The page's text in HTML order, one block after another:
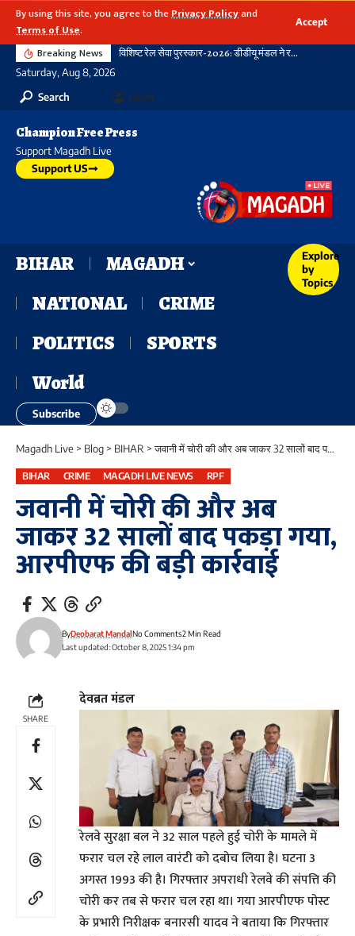
By using this site, you agree to thePrivacy Policyand
Terms of Use.
Accept
Breaking News विशिष्ट रेल सेवा पुरस्कार-2026: डीडीयू मंडल ने रचा नया कीर्तिमान, 21 विभागीय शील्ड और 16 रेलकर्मी सम्मानित
Saturday, Aug 8, 2026
Search
Login
Champion Free Press
Support Magadh Live
Support US
BIHAR
MAGADH
NATIONAL
CRIME
POLITICS
SPORTS
World
Explore
by
Topics
Subscribe
Magadh Live > Blog > BIHAR >जवानी में चोरी की और अब जाकर 32 सालों बाद पकड़ा गया, आरपीएफ की बड़ी कार्रवाई
BIHAR CRIME MAGADH LIVE NEWS RPF
जवानी में चोरी की और अब
जाकर 32 सालों बाद पकड़ा गया,
आरपीएफ की बड़ी कार्रवाई
Last updated: October 8, 2025 1:34 pm
ByDeobarat MandalNo Comments2 Min Read
SHARE
देवब्रत मंडल
रेलवे सुरक्षा बल ने 32 साल पहले हुई चोरी के मामले में
फरार चल रहे लाल वारंटी को दबोच लिया है। घटना 3
अगस्त 1993 की है। गिरफ्तार अपराधी रेलवे की संपत्ति की
चोरी कर तब से फरार चल रहा था। गया आरपीएफ पोस्ट
के प्रभारी निरीक्षक बनारसी यादव ने बताया कि गिरफ्तार